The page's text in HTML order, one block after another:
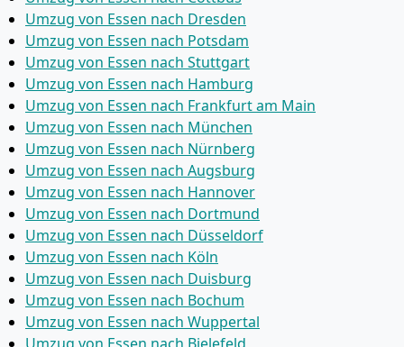
Umzug von Essen nach Dresden
Umzug von Essen nach Potsdam
Umzug von Essen nach Stuttgart
Umzug von Essen nach Hamburg
Umzug von Essen nach Frankfurt am Main
Umzug von Essen nach München
Umzug von Essen nach Nürnberg
Umzug von Essen nach Augsburg
Umzug von Essen nach Hannover
Umzug von Essen nach Dortmund
Umzug von Essen nach Düsseldorf
Umzug von Essen nach Köln
Umzug von Essen nach Duisburg
Umzug von Essen nach Bochum
Umzug von Essen nach Wuppertal